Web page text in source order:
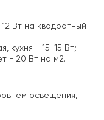
Вт на квадратный
кухня - 15-15 Вт;
- 20 Вт на м2.
освещения,